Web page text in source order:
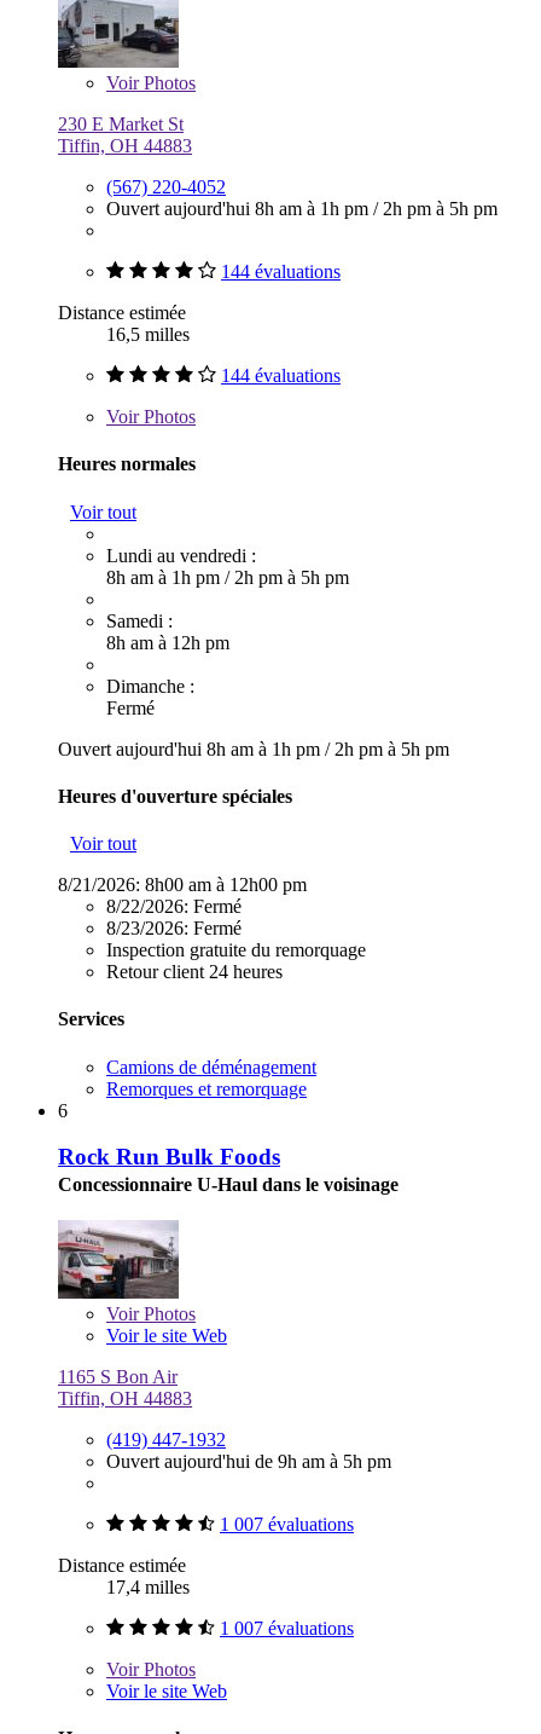
VoirPhotos
230 E Market St
Tiffin, OH 44883
(567) 220-4052
Ouvert aujourd'hui 8h am à 1h pm / 2h pm à 5h pm
144 évaluations
Distance estimée
16,5 milles
144 évaluations
VoirPhotos
Heures normales
Voir tout
Lundi au vendredi :
8h am à 1h pm / 2h pm à 5h pm
Samedi :
8h am à 12h pm
Dimanche :
Fermé
Ouvert aujourd'hui 8h am à 1h pm / 2h pm à 5h pm
Heures d'ouverture spéciales
Voir tout
8/21/2026: 8h00 am à 12h00 pm
8/22/2026: Fermé
8/23/2026: Fermé
Inspection gratuite du remorquage
Retour client 24 heures
Services
Camions de déménagement
Remorques et remorquage
6
Rock Run Bulk Foods
Concessionnaire U-Haul dans le voisinage
VoirPhotos
Voir le site Web
1165 S Bon Air
Tiffin, OH 44883
(419) 447-1932
Ouvert aujourd'hui de 9h am à 5h pm
1 007 évaluations
Distance estimée
17,4 milles
1 007 évaluations
VoirPhotos
Voir le site Web